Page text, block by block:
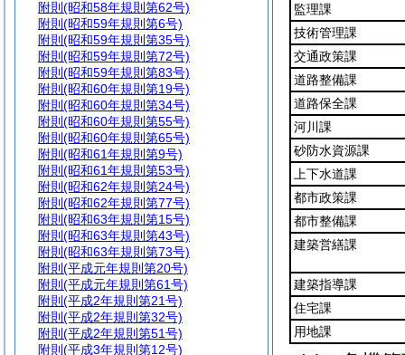
監理課
技術管理課
交通政策課
道路整備課
道路保全課
河川課
砂防水資源課
上下水道課
都市政策課
都市整備課
建築営繕課
建築指導課
住宅課
用地課
附則 (昭和58年規則第62号)
附則 (昭和59年規則第6号)
附則 (昭和59年規則第35号)
附則 (昭和59年規則第72号)
附則 (昭和59年規則第83号)
附則 (昭和60年規則第19号)
附則 (昭和60年規則第34号)
附則 (昭和60年規則第55号)
附則 (昭和60年規則第65号)
附則 (昭和61年規則第9号)
附則 (昭和61年規則第53号)
附則 (昭和62年規則第24号)
附則 (昭和62年規則第77号)
附則 (昭和63年規則第15号)
附則 (昭和63年規則第43号)
附則 (昭和63年規則第73号)
附則 (平成元年規則第20号)
附則 (平成元年規則第61号)
附則 (平成2年規則第21号)
附則 (平成2年規則第32号)
附則 (平成2年規則第51号)
附則 (平成3年規則第12号)